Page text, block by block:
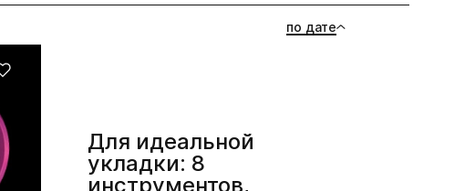
по дате
Для идеальной
укладки: 8
инструментов,